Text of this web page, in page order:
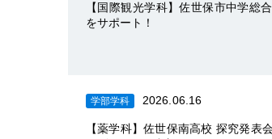
【国際観光学科】佐世保市中学総
をサポート！
学部学科 2026.06.16
【薬学科】佐世保南高校 探究発表